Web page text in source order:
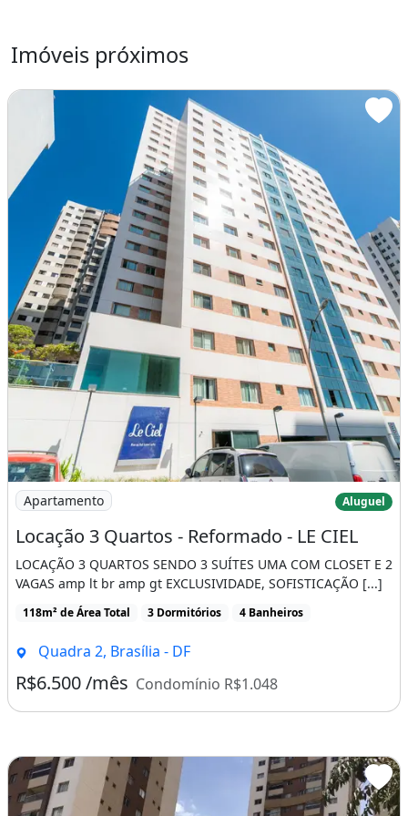
- Armários em todos os ambientes;
- 2 vagas de garagem soltas;
- Entradas social e de serviço.
LOCALIZAÇÃO EXCLUSIVA
Quadra 205
- Águas Claras
- Região 100% residencial;
- Perto do Metrô Águas Claras, Vereda da
Cruz e principais comércios;
- A poucos passos de supermercados,
padarias, farmácias, escolas e muito mais.
LAZER PARA TODA A FAMÍLIA
- Piscina aquecida;
- Academia moderna;
- Dois salões de festas;
- Quadra poliesportiva;
- Churrasqueiras;
- Bicicletário;
- Sauna, playground e ampla área verde;
Conforto, privacidade e bem-estar em um só
Imóveis próximos
Imagem: Locação 3 Quartos - Reformado - LE CIEL
Apartamento Aluguel
Locação 3 Quartos - Reformado - LE CIEL
LOCAÇÃO 3 QUARTOS SENDO 3 SUÍTES UMA COM CLOSET E 2
VAGAS amp lt br amp gt EXCLUSIVIDADE, SOFISTICAÇÃO [...]
118m² de Área Total 3 Dormitórios 4 Banheiros
Quadra 2, Brasília - DF
R$6.500 /mês Condomínio R$1.048